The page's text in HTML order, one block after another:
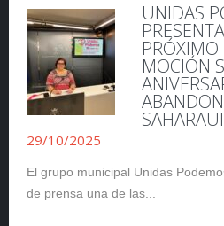
UNIDAS
MOCIÓN
29/10/2025
El grupo municipal Unidas
de prensa una de las...